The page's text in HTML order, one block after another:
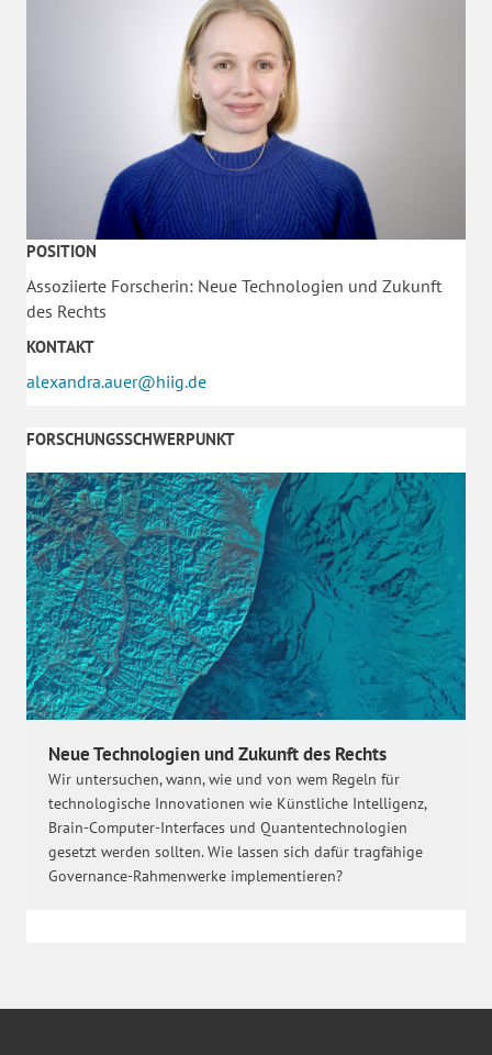
POSITION
Assoziierte Forscherin: Neue Technologien und Zukunft
des Rechts
KONTAKT
alexandra.auer@hiig.de
FORSCHUNGSSCHWERPUNKT
Neue Technologien und Zukunft des Rechts
Wir untersuchen, wann, wie und von wem Regeln für
technologische Innovationen wie Künstliche Intelligenz,
Brain-Computer-Interfaces und Quantentechnologien
gesetzt werden sollten. Wie lassen sich dafür tragfähige
Governance-Rahmenwerke implementieren?